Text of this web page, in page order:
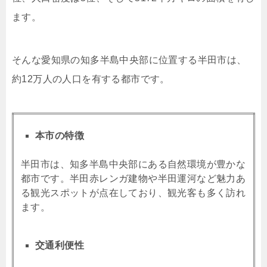
ます。
そんな愛知県の知多半島中央部に位置する半田市は、
約12万人の人口を有する都市です。
本市の特徴
半田市は、知多半島中央部にある自然環境が豊かな
都市です。半田赤レンガ建物や半田運河など魅力あ
る観光スポットが点在しており、観光客も多く訪れ
ます。
交通利便性